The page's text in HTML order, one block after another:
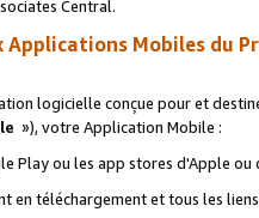
Central.
Applications Mobiles du
logicielle conçue pour et
»), votre Application Mobile :
Play ou les app stores d'Apple ou
en téléchargement et tous les